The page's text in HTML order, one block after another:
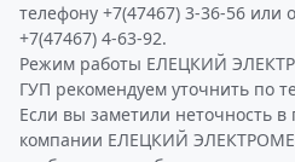
телефону +7(47467) 3-36-56 или
+7(47467) 4-63-92.
Режим работы ЕЛЕЦКИЙ
ГУП рекомендуем уточнить по
Если вы заметили неточность
компании ЕЛЕЦКИЙ